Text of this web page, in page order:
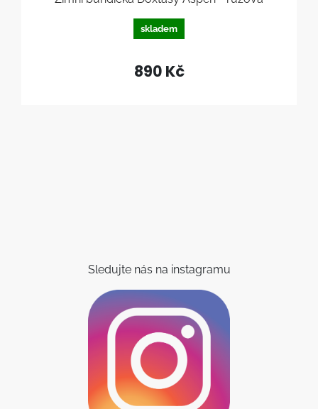
Sledujte nás na instagramu
skladem
890 Kč